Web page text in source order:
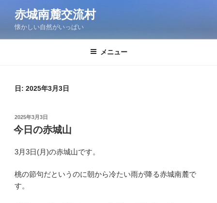
ン
赤城南麓交流村
懐かしい自然がいっぱい
メニュー
日: 2025年3月3日
投
稿
日:
2025年3月3日
今日の赤城山
3月3日(月)の赤城山です。
桃の節句だというのに朝から冷たい雨が降る赤城南麓で
す。